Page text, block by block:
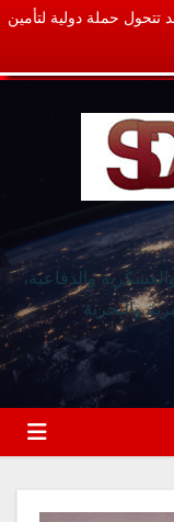
تتحول حملة دولية لتأمين
والدفاعية،
والبحرية